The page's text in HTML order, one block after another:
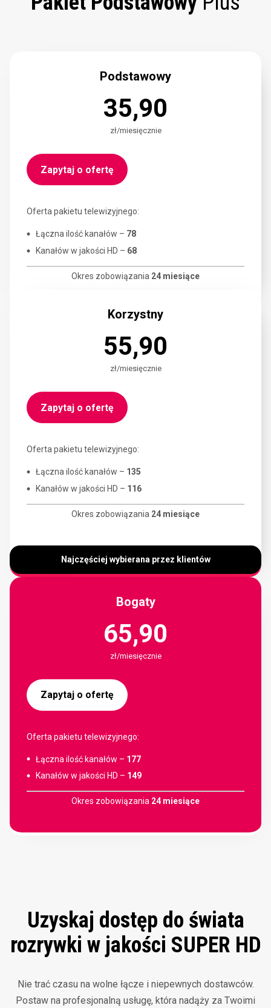
Podstawowy
35,90
zł/miesięcznie
Zapytaj o ofertę
Oferta pakietu telewizyjnego:
Łączna ilość kanałów – 78
Kanałów w jakości HD – 68
Okres zobowiązania 24 miesiące
Korzystny
55,90
zł/miesięcznie
Zapytaj o ofertę
Oferta pakietu telewizyjnego:
Łączna ilość kanałów – 135
Kanałów w jakości HD – 116
Okres zobowiązania 24 miesiące
Najczęściej wybierana przez klientów
Bogaty
65,90
zł/miesięcznie
Zapytaj o ofertę
Oferta pakietu telewizyjnego:
Łączna ilość kanałów – 177
Kanałów w jakości HD – 149
Okres zobowiązania 24 miesiące
Uzyskaj dostęp do świata
rozrywki w jakości SUPER HD
Nie trać czasu na wolne łącze i niepewnych dostawców.
Postaw na profesjonalną usługę, która nadąży za Twoimi